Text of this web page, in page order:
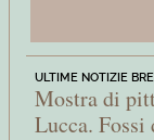
ULTIME NOTIZIE
Mostra di
Lucca. Fossi